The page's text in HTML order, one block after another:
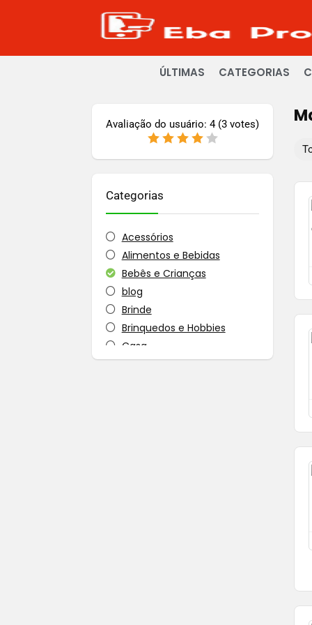
ÚLTIMAS CATEGORIAS
Avaliação do usuário: 4 (3 votes)
Categorias
Acessórios
Alimentos e Bebidas
Bebês e Crianças
blog
Brinde
Brinquedos e Hobbies
Casa
Casa, Mesa e Banho